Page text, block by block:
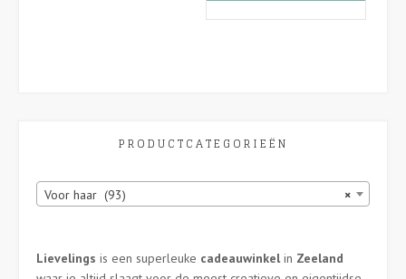
PRODUCTCATEGORIEËN
×
Voor haar (93)
Lievelings is een superleuke cadeauwinkelin Zeeland